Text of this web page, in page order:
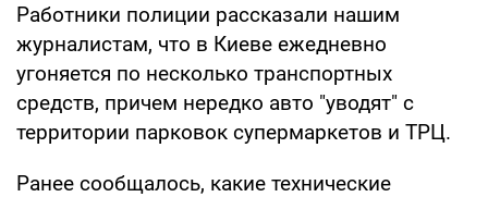
Работники полиции рассказали нашим
журналистам, что в Киеве ежедневно
угоняется по несколько транспортных
средств, причем нередко авто "уводят" с
территории парковок супермаркетов и ТРЦ.
Ранее сообщалось, какие технические